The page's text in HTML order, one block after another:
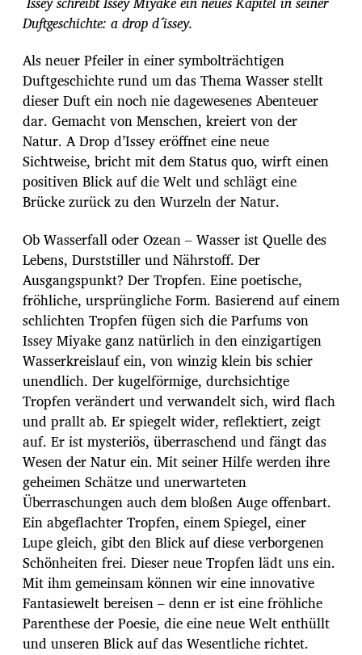
s
d
a
t
u
m
Duftgeschichte: a drop d´issey.
Als neuer Pfeiler in einer symbolträchtigen
Duftgeschichte rund um das Thema Wasser stellt
dieser Duft ein noch nie dagewesenes Abenteuer
dar. Gemacht von Menschen, kreiert von der
Natur. A Drop d’Issey eröffnet eine neue
Sichtweise, bricht mit dem Status quo, wirft einen
positiven Blick auf die Welt und schlägt eine
Brücke zurück zu den Wurzeln der Natur.
Ob Wasserfall oder Ozean – Wasser ist Quelle des
Lebens, Durststiller und Nährstoff. Der
Ausgangspunkt? Der Tropfen. Eine poetische,
fröhliche, ursprüngliche Form. Basierend auf einem
schlichten Tropfen fügen sich die Parfums von
Issey Miyake ganz natürlich in den einzigartigen
Wasserkreislauf ein, von winzig klein bis schier
unendlich. Der kugelförmige, durchsichtige
Tropfen verändert und verwandelt sich, wird flach
und prallt ab. Er spiegelt wider, reflektiert, zeigt
auf. Er ist mysteriös, überraschend und fängt das
Wesen der Natur ein. Mit seiner Hilfe werden ihre
geheimen Schätze und unerwarteten
Überraschungen auch dem bloßen Auge offenbart.
Ein abgeflachter Tropfen, einem Spiegel, einer
Lupe gleich, gibt den Blick auf diese verborgenen
Schönheiten frei. Dieser neue Tropfen lädt uns ein.
Mit ihm gemeinsam können wir eine innovative
Fantasiewelt bereisen – denn er ist eine fröhliche
Parenthese der Poesie, die eine neue Welt enthüllt
und unseren Blick auf das Wesentliche richtet.